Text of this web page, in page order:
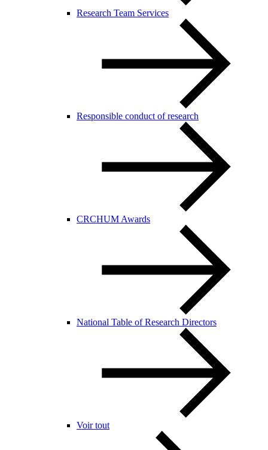
Research Team Services
Responsible conduct of research
CRCHUM Awards
National Table of Research Directors
Voir tout